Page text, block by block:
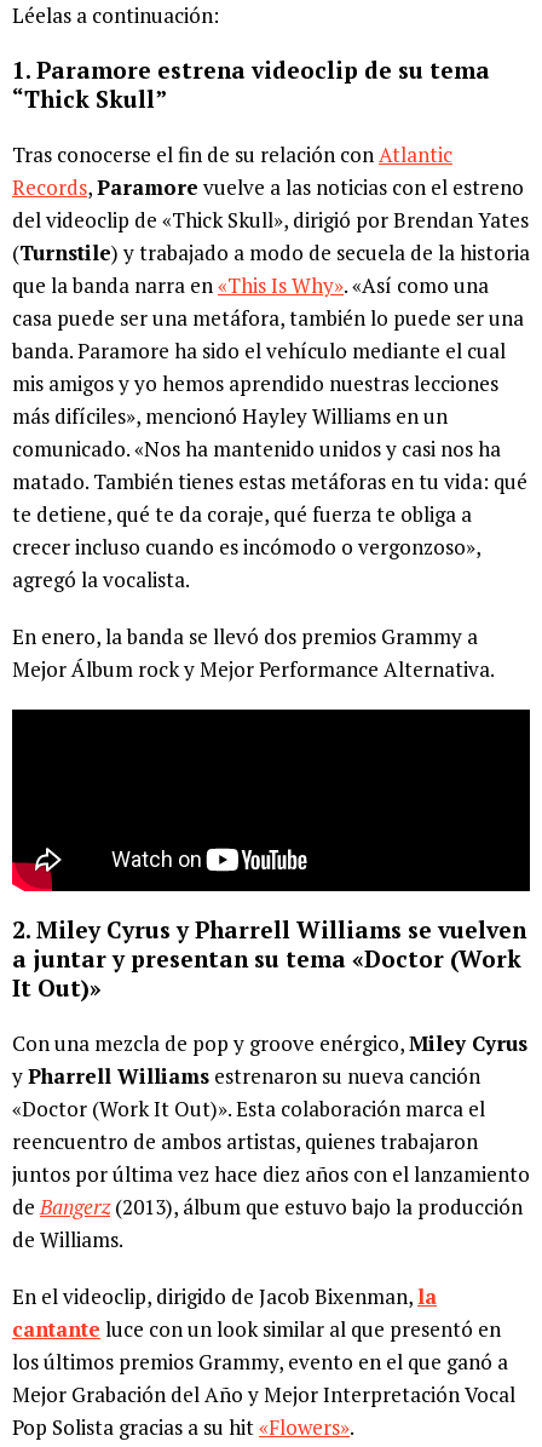
Léelas a continuación:
1. Paramore estrena videoclip de su tema
“Thick Skull”
Tras conocerse el fin de su relación conAtlantic
Records,Paramore vuelve a las noticias con el estreno
del videoclip de «Thick Skull», dirigió por Brendan Yates
(Turnstile) y trabajado a modo de secuela de la historia
que la banda narra en«This Is Why». «Así como una
casa puede ser una metáfora, también lo puede ser una
banda. Paramore ha sido el vehículo mediante el cual
mis amigos y yo hemos aprendido nuestras lecciones
más difíciles», mencionó Hayley Williams en un
comunicado. «Nos ha mantenido unidos y casi nos ha
matado. También tienes estas metáforas en tu vida: qué
te detiene, qué te da coraje, qué fuerza te obliga a
crecer incluso cuando es incómodo o vergonzoso»,
agregó la vocalista.
En enero, la banda se llevó dos premios Grammy a
Mejor Álbum rock y Mejor Performance Alternativa.
2. Miley Cyrus y Pharrell Williams se vuelven
a juntar y presentan su tema «Doctor (Work
It Out)»
Con una mezcla de pop y groove enérgico,Miley Cyrus
yPharrell Williams estrenaron su nueva canción
«Doctor (Work It Out)». Esta colaboración marca el
reencuentro de ambos artistas, quienes trabajaron
juntos por última vez hace diez años con el lanzamiento
deBangerz(2013), álbum que estuvo bajo la producción
de Williams.
En el videoclip, dirigido de Jacob Bixenman,la
cantante luce con un look similar al que presentó en
los últimos premios Grammy, evento en el que ganó a
Mejor Grabación del Año y Mejor Interpretación Vocal
Pop Solista gracias a su hit«Flowers».